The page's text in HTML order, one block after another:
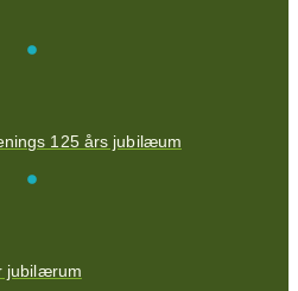
125 års jubilæum
jubilærum